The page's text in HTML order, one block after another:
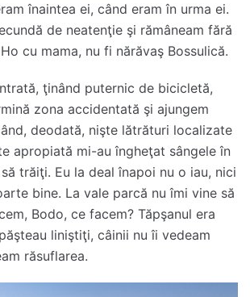
înaintea ei, când eram în urma ei.
de neatenţie şi rămâneam fără
cu mama, nu fi nărăvaş Bossulică.
ţinând puternic de bicicletă,
zona accidentată şi ajungem
deodată, nişte lătrături localizate
apropiată mi-au îngheţat sângele în
trăiţi. Eu la deal înapoi nu o iau, nici
bine. La vale parcă nu îmi vine să
Bodo, ce facem? Tăpşanul era
liniştiţi, câinii nu îi vedeam
răsuflarea.